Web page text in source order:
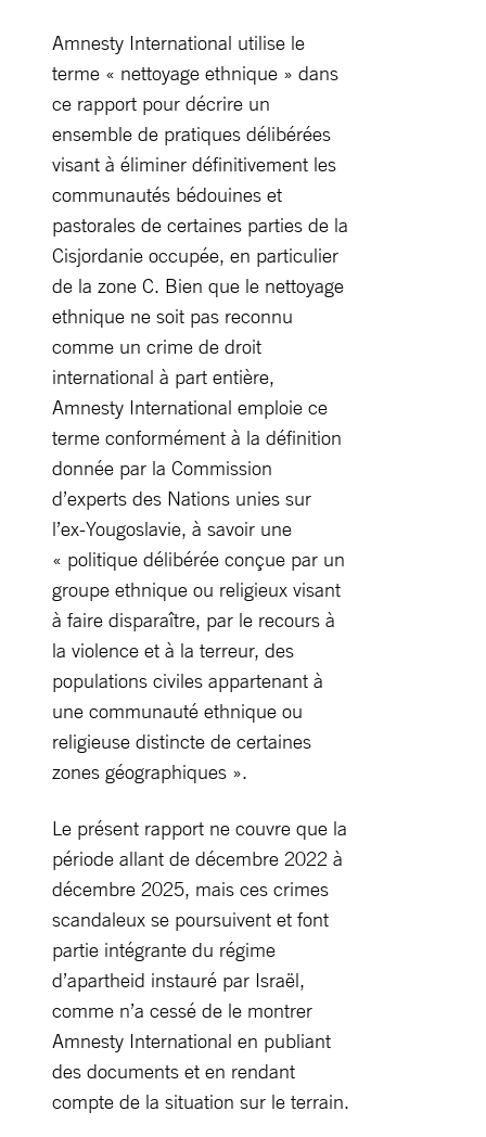
Amnesty International utilise le
terme « nettoyage ethnique » dans
ce rapport pour décrire un
ensemble de pratiques délibérées
visant à éliminer définitivement les
communautés bédouines et
pastorales de certaines parties de la
Cisjordanie occupée, en particulier
de la zone C. Bien que le nettoyage
ethnique ne soit pas reconnu
comme un crime de droit
international à part entière,
Amnesty International emploie ce
terme conformément à la définition
donnée par la Commission
d’experts des Nations unies sur
l’ex-Yougoslavie, à savoir une
« politique délibérée conçue par un
groupe ethnique ou religieux visant
à faire disparaître, par le recours à
la violence et à la terreur, des
populations civiles appartenant à
une communauté ethnique ou
religieuse distincte de certaines
zones géographiques ».
Le présent rapport ne couvre que la
période allant de décembre 2022 à
décembre 2025, mais ces crimes
scandaleux se poursuivent et font
partie intégrante du régime
d’apartheid instauré par Israël,
comme n’a cessé de le montrer
Amnesty International en publiant
des documents et en rendant
compte de la situation sur le terrain.